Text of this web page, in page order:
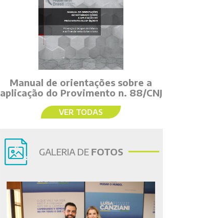
Manual de orientações sobre a
aplicação do Provimento n. 88/CNJ
VER TODAS
GALERIA DE FOTOS